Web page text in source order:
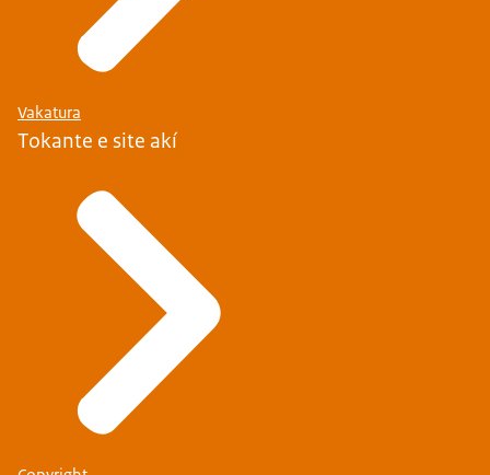
Vakatura
Tokante e site akí